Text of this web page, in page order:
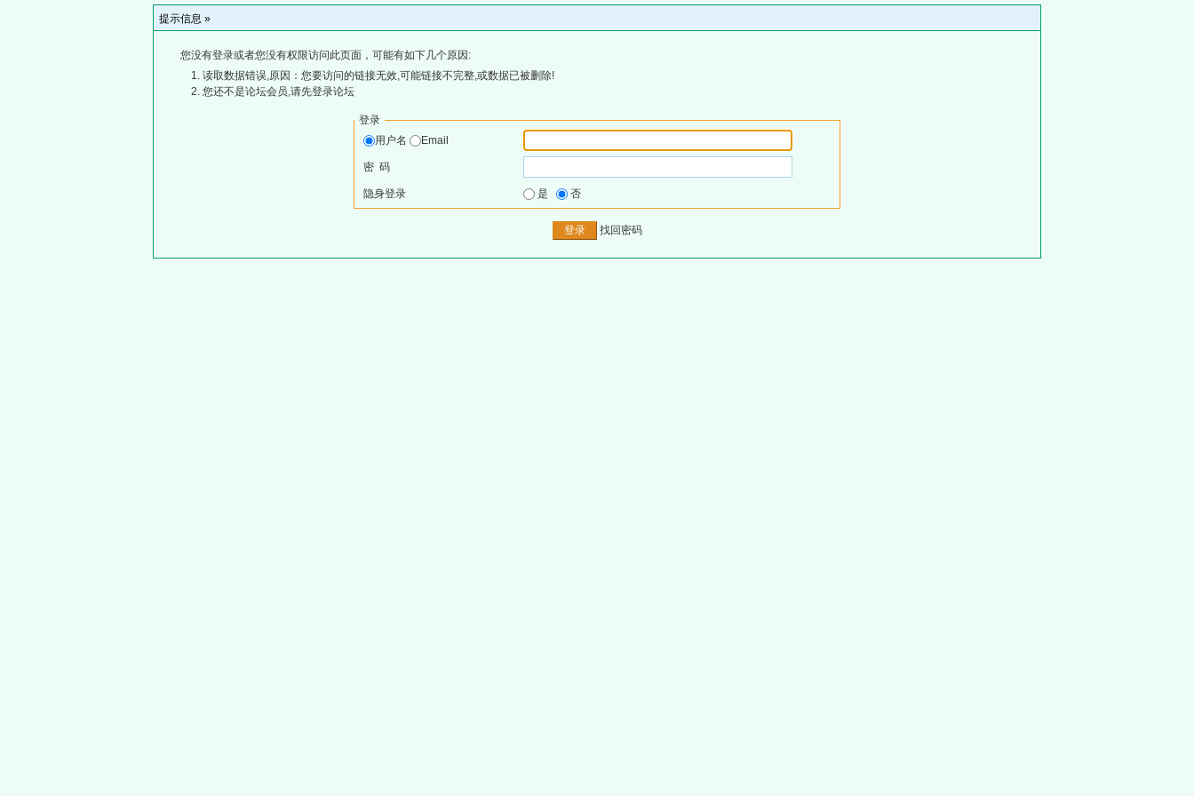
提示信息 »
您没有登录或者您没有权限访问此页面，可能有如下几个原因:
读取数据错误,原因：您要访问的链接无效,可能链接不完整,或数据已被删除!
您还不是论坛会员,请先登录论坛
登录
用户名
Email
密 码
隐身登录 是 否
找回密码